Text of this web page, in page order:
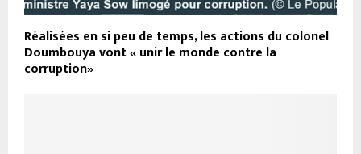
Réalisées en si peu de temps, les actions du colonel
Doumbouya vont « unir le monde contre la
corruption»